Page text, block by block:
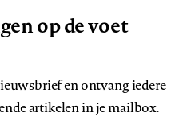
op de voet
en ontvang iedere
artikelen in je mailbox.